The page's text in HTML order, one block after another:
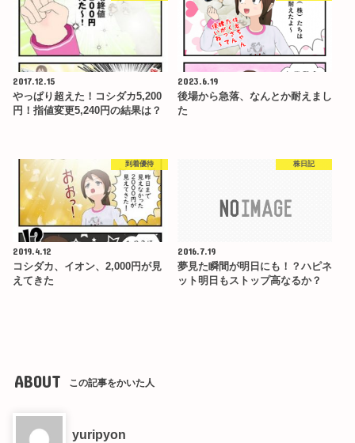
2017.12.15
やっぱり超えた！コシダカ5,200
円！指値変更5,240円の結果は？
2023.6.19
後場から急落、なんとか耐えまし
た
到着優待
2019.4.12
コシダカ、イオン、2,000円が見
えてきた
株日記
2016.7.19
夢見た瞬間が明日にも！？ハピネ
ット明日もストップ高なるか？
ABOUT この記事をかいた人
yuripyon